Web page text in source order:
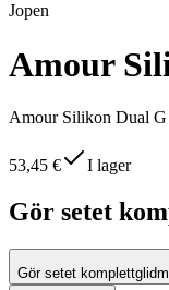
Jopen
Amour
Amour Silikon Dual G
53,45 € I lager
Gör setet
Gör setet komplett